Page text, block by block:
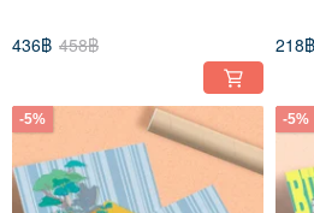
436฿ 458฿ 218฿
-5% -5%